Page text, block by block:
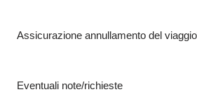
Assicurazione annullamento del
Eventuali note/richieste